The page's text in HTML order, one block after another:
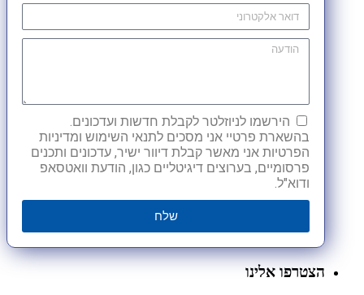
הירשמו לניוזלטר לקבלת חדשות ועדכונים.
בהשארת פרטיי אני מסכים לתנאי השימוש ומדיניות
הפרטיות אני מאשר קבלת דיוור ישיר, עדכונים ותכנים
פרסומיים, בערוצים דיגיטליים כגון, הודעת וואטסאפ
ודוא"ל.
שלח
הצטרפו אלינו